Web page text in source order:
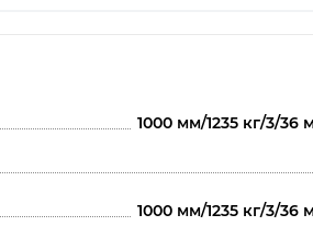
1000 мм/1235 кг/3/
1000 мм/1235 кг/3/